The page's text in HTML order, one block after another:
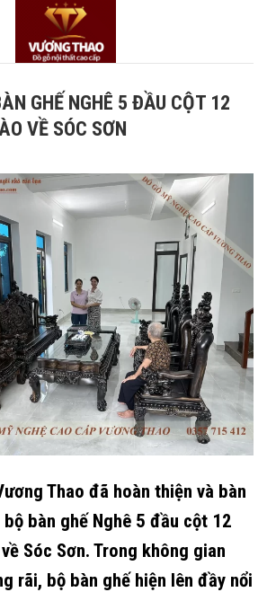
GHẾ NGHÊ 5 ĐẦU CỘT 12
VỀ SÓC SƠN
Thao đã hoàn thiện và bàn
bàn ghế Nghê 5 đầu cột 12
Sóc Sơn. Trong không gian
rãi, bộ bàn ghế hiện lên đầy nổi